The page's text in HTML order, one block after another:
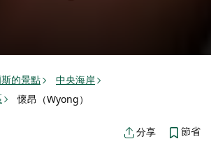
的景點
中央海岸
懷昂（Wyong）
分享 節省